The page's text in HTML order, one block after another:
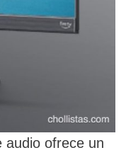
audio ofrece un